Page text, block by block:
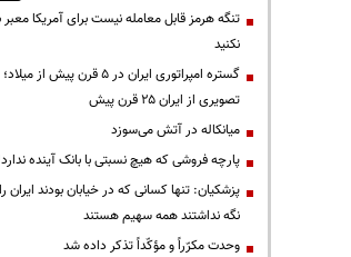
تنگه هرمز قابل معامله نیست برای آمریکا معبر
نکنید
گستره امپراتوری ایران در ۵ قرن پیش از میلاد؛
تصویری از ایران ۲۵ قرن پیش
میانکاله در آتش می‌سوزد
پارچه فروشی که هیچ نسبتی با بانک آینده
پزشکیان: تنها کسانی که در خیابان بودند ایران را
نگه نداشتند همه سهیم هستند
وحدت مکرّراً و مؤکّداً تذکر داده شد